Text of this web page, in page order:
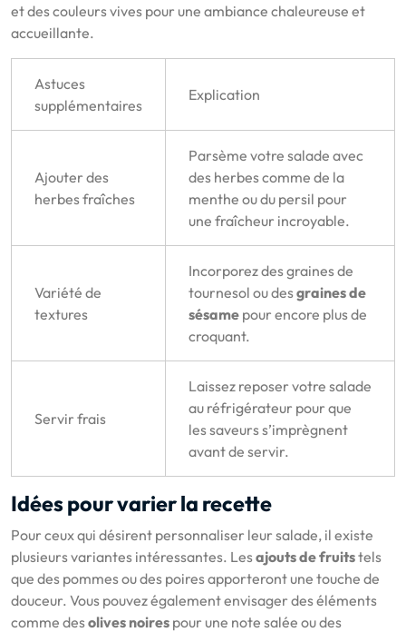
et des couleurs vives pour une ambiance chaleureuse et
accueillante.
Astuces
supplémentaires
Explication
Ajouter des
herbes fraîches
Parsème votre salade avec
des herbes comme de la
menthe ou du persil pour
une fraîcheur incroyable.
Variété de
textures
Incorporez des graines de
tournesol ou desgraines de
sésame pour encore plus de
croquant.
Servir frais
Laissez reposer votre salade
au réfrigérateur pour que
les saveurs s’imprègnent
avant de servir.
Idées pour varier la recette
Pour ceux qui désirent personnaliser leur salade, il existe
plusieurs variantes intéressantes. Lesajouts de fruitstels
que des pommes ou des poires apporteront une touche de
douceur. Vous pouvez également envisager des éléments
comme desolives noires pour une note salée ou des